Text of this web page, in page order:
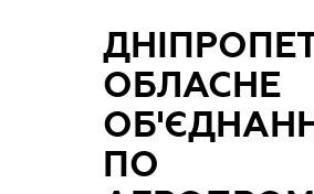
ОБЛАСНЕ
ПО